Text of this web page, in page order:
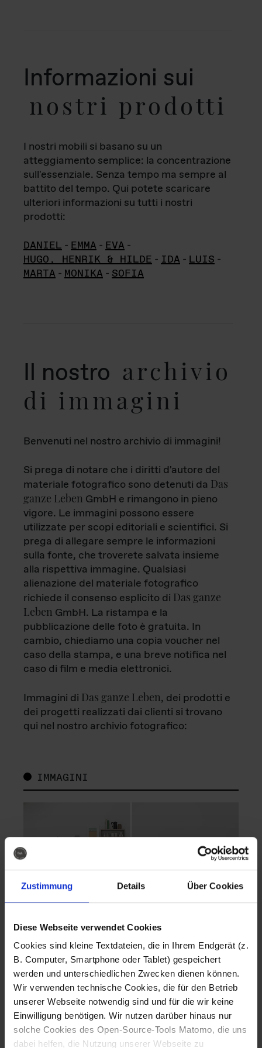
Zustimmung Details Über Cookies
Diese Webseite verwendet Cookies
Cookies sind kleine Textdateien, die in Ihrem Endgerät (z.
B. Computer, Smartphone oder Tablet) gespeichert
werden und unterschiedlichen Zwecken dienen können.
Wir verwenden technische Cookies, die für den Betrieb
unserer Webseite notwendig sind und für die wir keine
Einwilligung benötigen. Wir nutzen darüber hinaus nur
solche Cookies des Open-Source-Tools Matomo, die uns
dabei helfen, die Nutzung unserer Webseite zu
Informazioni sui
nostri prodotti
I nostri mobili si basano su un
atteggiamento semplice: la concentrazione
sull'essenziale. Senza tempo ma sempre al
battito del tempo. Qui potete scaricare
ulteriori informazioni su tutti i nostri
prodotti:
DANIEL - EMMA - EVA -
HUGO, HENRIK & HILDE - IDA - LUIS -
MARTA - MONIKA - SOFIA
Il nostro archivio
di immagini
Benvenuti nel nostro archivio di immagini!
Si prega di notare che i diritti d'autore del
materiale fotografico sono detenuti da Das
ganze Leben GmbH e rimangono in pieno
vigore. Le immagini possono essere
utilizzate per scopi editoriali e scientifici. Si
prega di allegare sempre le informazioni
sulla fonte, che troverete salvata insieme
alla rispettiva immagine. Qualsiasi
alienazione del materiale fotografico
richiede il consenso esplicito di Das ganze
Leben GmbH. La ristampa e la
pubblicazione delle foto è gratuita. In
cambio, chiediamo una copia voucher nel
caso della stampa, e una breve notifica nel
caso di film e media elettronici.
Immagini di Das ganze Leben, dei prodotti e
dei progetti realizzati dai clienti si trovano
qui nel nostro archivio fotografico:
IMMAGINI
Fotografo: Lorenz
Sternbach
Download
Fotografo: Lorenz
Sternbach
Download